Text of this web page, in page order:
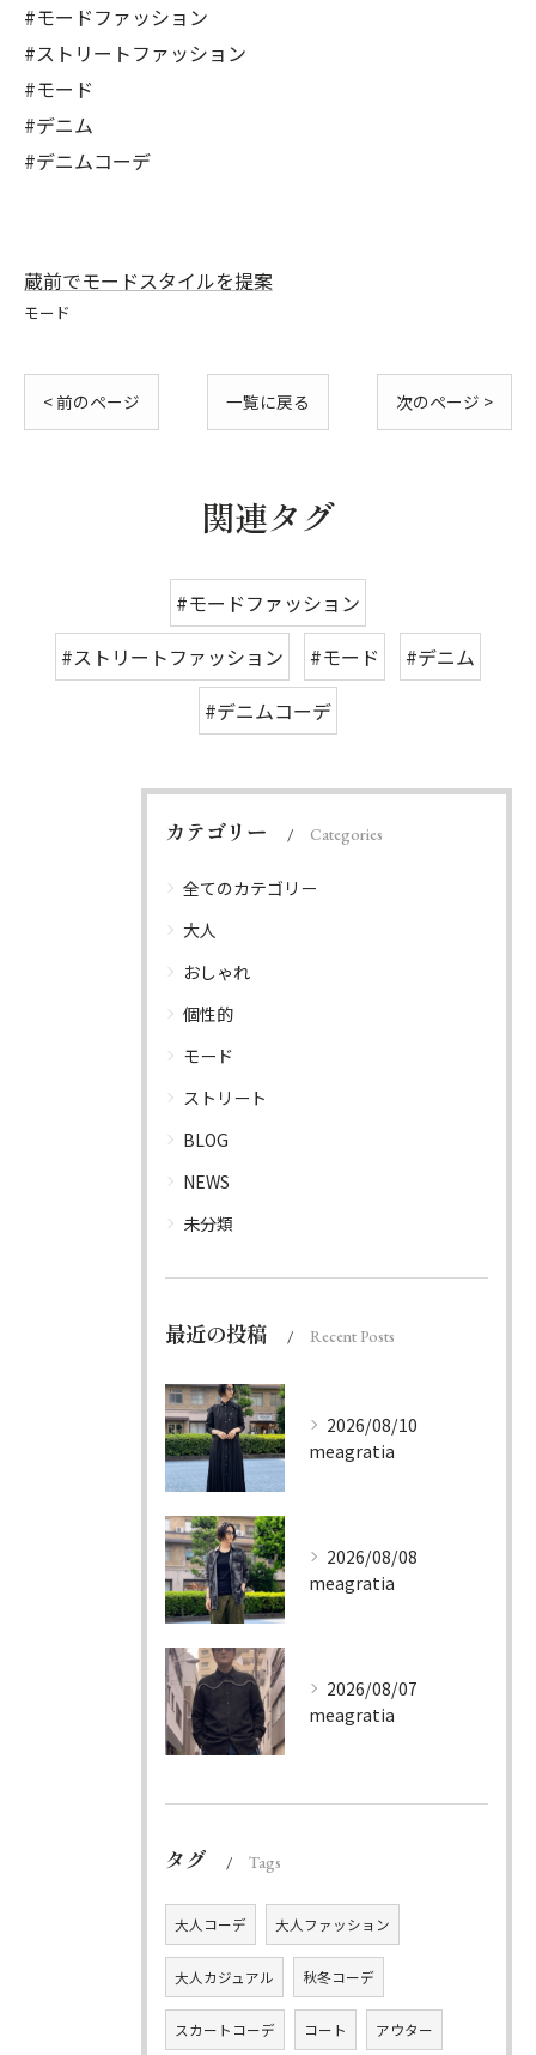
#モードファッション
#ストリートファッション
#モード
#デニム
#デニムコーデ
蔵前でモードスタイルを提案
モード
< 前のページ 一覧に戻る 次のページ >
関連タグ
#モードファッション
#ストリートファッション
#モード
#デニム
#デニムコーデ
カテゴリー Categories
全てのカテゴリー
大人
おしゃれ
個性的
モード
ストリート
BLOG
NEWS
未分類
最近の投稿 Recent Posts
2026/08/10
meagratia
2026/08/08
meagratia
2026/08/07
meagratia
タグ Tags
大人コーデ 大人ファッション
大人カジュアル 秋冬コーデ
スカートコーデ コート アウター